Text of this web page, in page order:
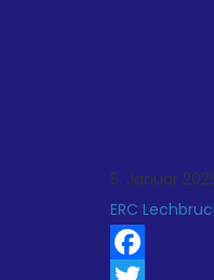
5. Januar
ERC